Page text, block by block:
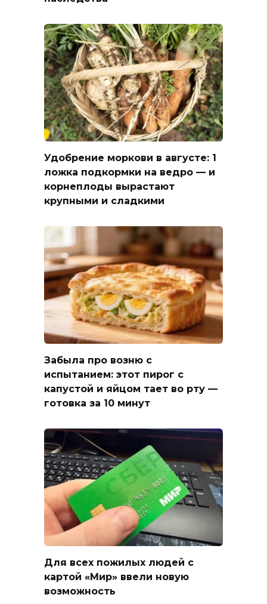
Удобрение моркови в августе: 1
ложка подкормки на ведро — и
корнеплоды вырастают
крупными и сладкими
Забыла про возню с
испытанием: этот пирог с
капустой и яйцом тает во рту —
готовка за 10 минут
Для всех пожилых людей с
картой «Мир» ввели новую
возможность